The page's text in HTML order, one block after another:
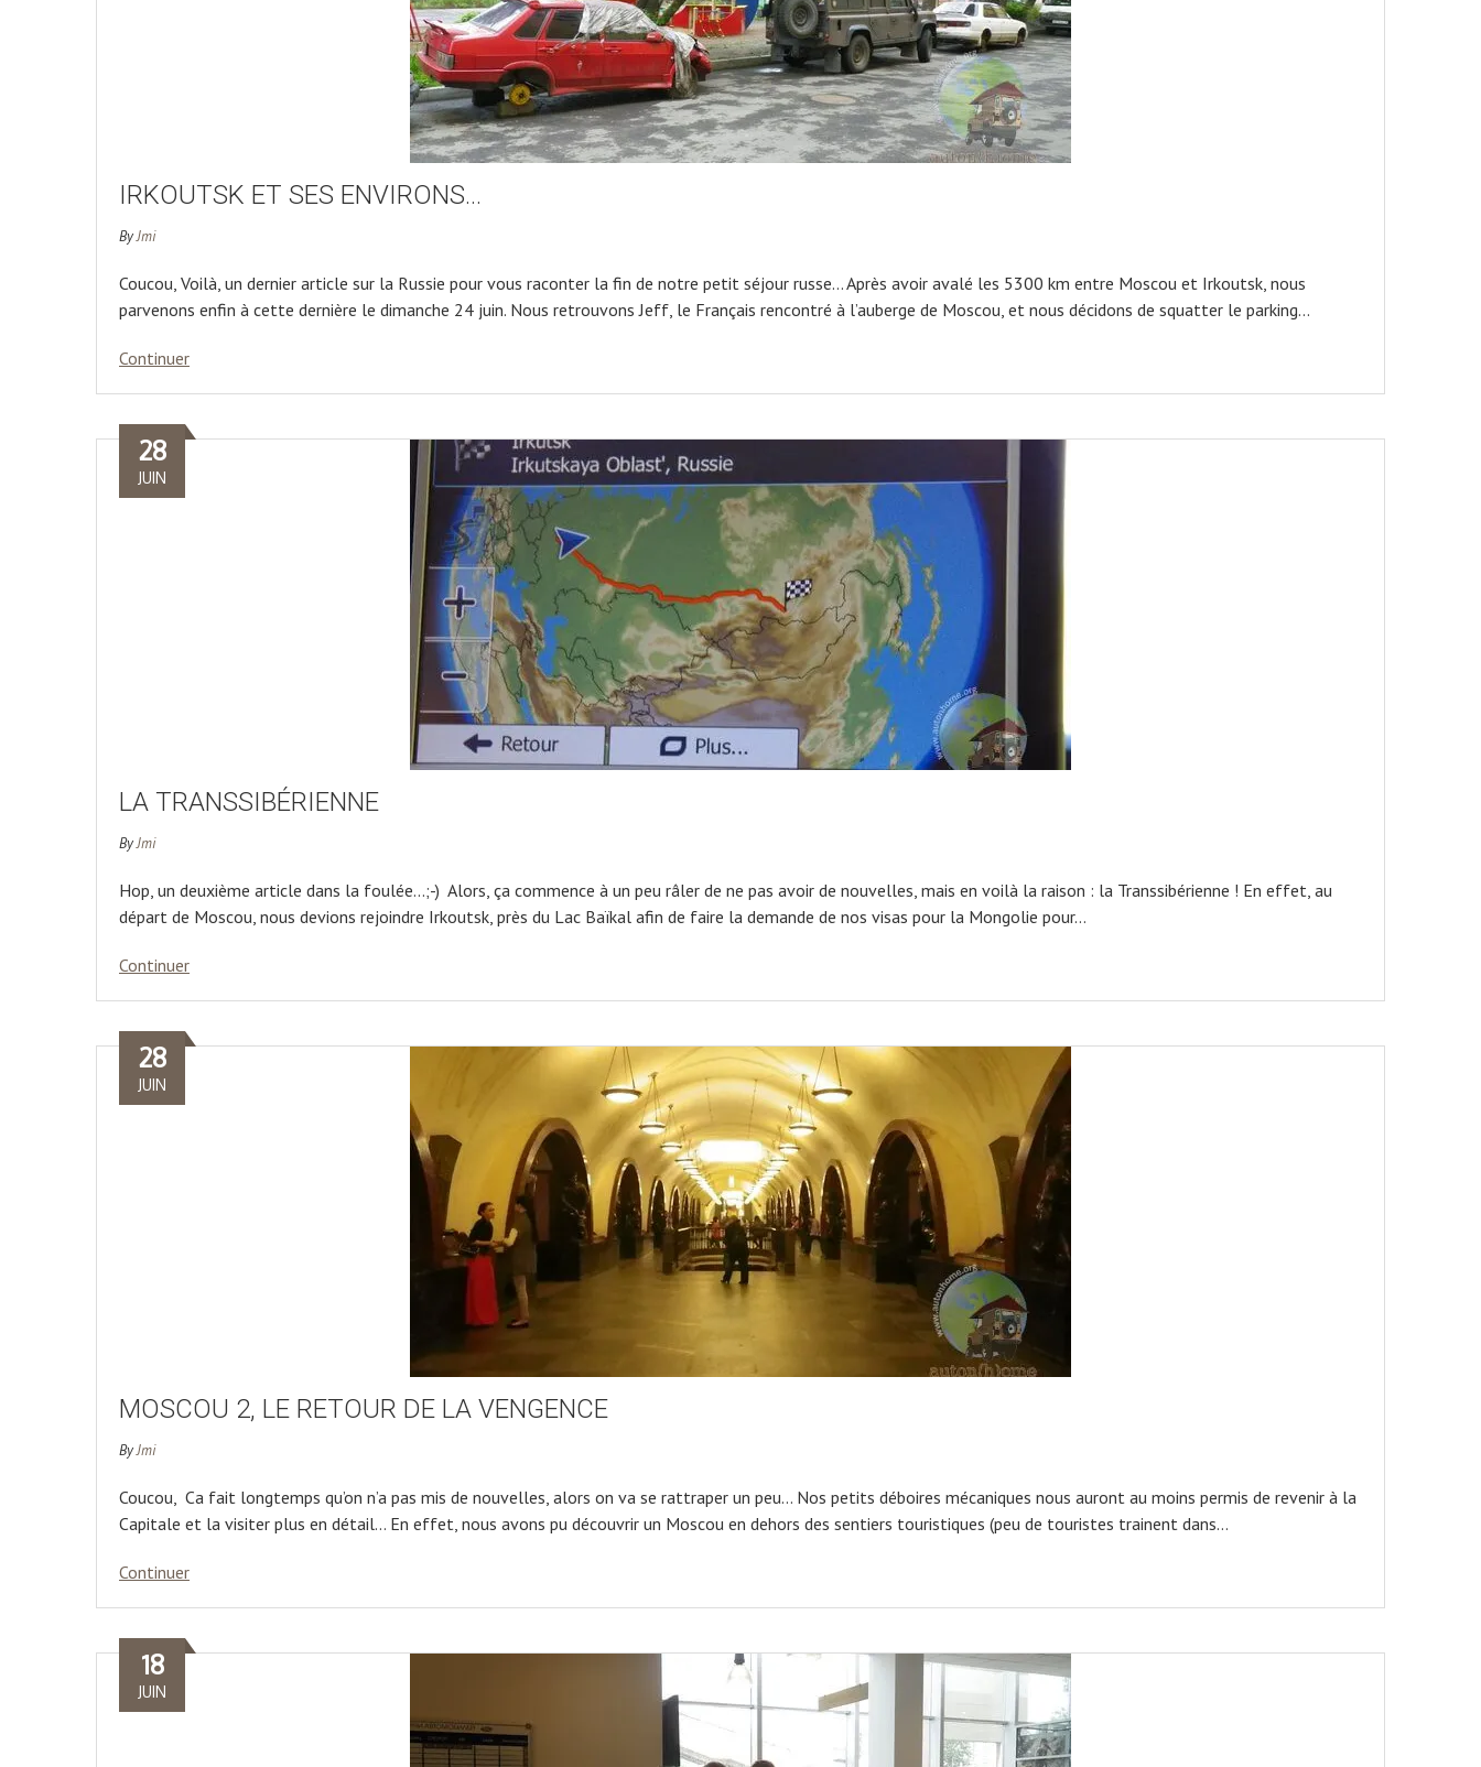
IRKOUTSK ET SES ENVIRONS…
ByJmi
Coucou, Voilà, un dernier article sur la Russie pour vous raconter la fin de notre petit séjour russe… Après avoir avalé les 5300 km entre Moscou et Irkoutsk, nous
parvenons enfin à cette dernière le dimanche 24 juin. Nous retrouvons Jeff, le Français rencontré à l’auberge de Moscou, et nous décidons de squatter le parking…
Continuer
LA TRANSSIBÉRIENNE
28
JUIN
ByJmi
Hop, un deuxième article dans la foulée…;-) Alors, ça commence à un peu râler de ne pas avoir de nouvelles, mais en voilà la raison : la Transsibérienne ! En effet, au
départ de Moscou, nous devions rejoindre Irkoutsk, près du Lac Baïkal afin de faire la demande de nos visas pour la Mongolie pour…
Continuer
MOSCOU 2, LE RETOUR DE LA VENGENCE
28
JUIN
ByJmi
Coucou, Ca fait longtemps qu’on n’a pas mis de nouvelles, alors on va se rattraper un peu… Nos petits déboires mécaniques nous auront au moins permis de revenir à la
Capitale et la visiter plus en détail… En effet, nous avons pu découvrir un Moscou en dehors des sentiers touristiques (peu de touristes trainent dans…
Continuer
18
JUIN